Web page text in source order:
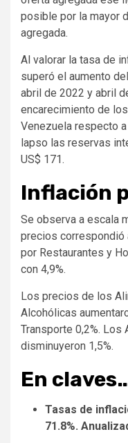
posible por la mayor
agregada.
Al valorar la tasa de
superó el aumento
abril de 2022 y abril
encarecimiento de
Venezuela respecto
lapso las reservas
US$ 171.
Inflación
Se observa a escala
precios correspondió
por Restaurantes y
con 4,9%.
Los precios de los
Alcohólicas
Transporte 0,2%.
disminuyeron 1,5%.
En
Tasas de
71.8%.